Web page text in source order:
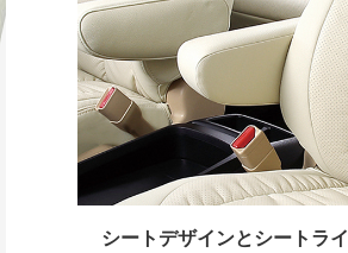
シートデザインとシートラ